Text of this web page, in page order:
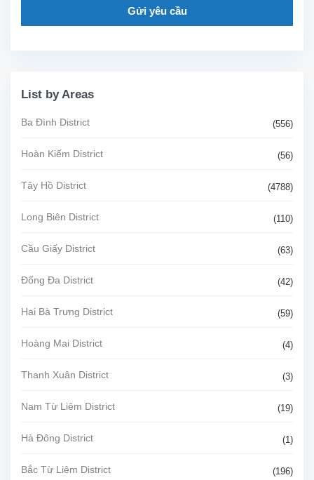
Gửi yêu cầu
List by Areas
Ba Đình District (556)
Hoàn Kiếm District (56)
Tây Hồ District (4788)
Long Biên District (110)
Cầu Giấy District (63)
Đống Đa District (42)
Hai Bà Trưng District (59)
Hoàng Mai District (4)
Thanh Xuân District (3)
Nam Từ Liêm District (19)
Hà Đông District (1)
Bắc Từ Liêm District (196)